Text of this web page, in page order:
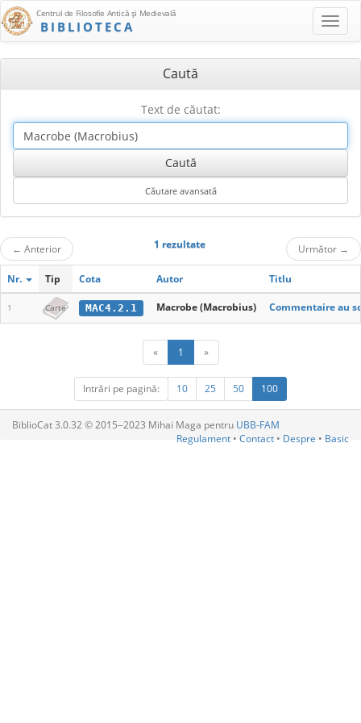
Centrul de Filosofie Antică şi Medievală
BIBLIOTECA
Caută
Text de căutat:
← Anterior 1 rezultate Următor →
Nr. Tip Cota Autor Titlu
1 Carte MAC4.2.1 Macrobe (Macrobius) Commentaire au
« 1 »
Intrări pe pagină: 10 25 50 100
BiblioCat 3.0.32 © 2015‒2023 Mihai Maga pentru UBB-FAM
Regulament • Contact • Despre • Basic